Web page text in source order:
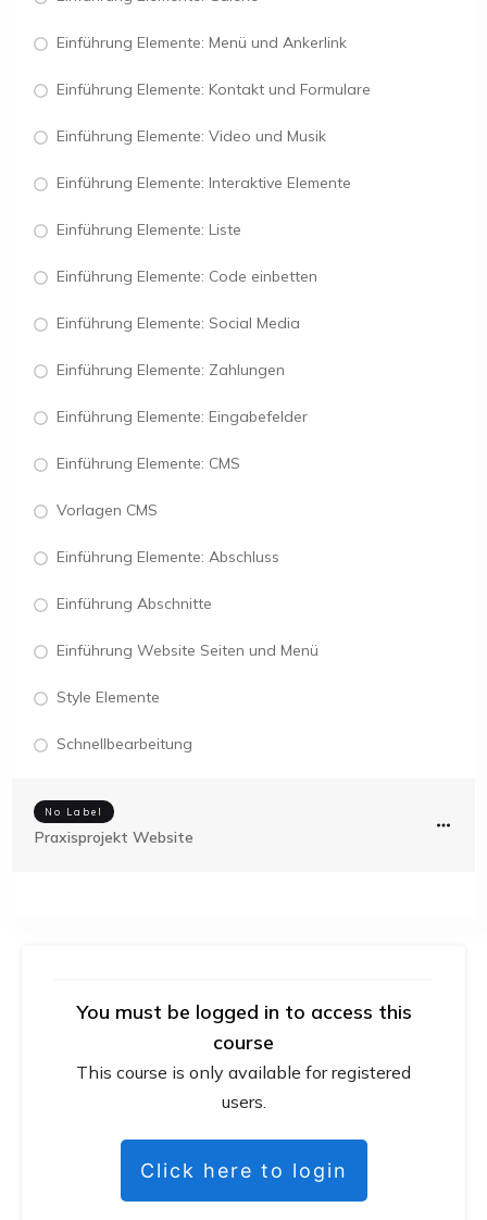
You must be logged in to access this
course
This course is only available for registered
users.
Click here to login
Einführung Elemente: Menü und Ankerlink
Einführung Elemente: Kontakt und Formulare
Einführung Elemente: Video und Musik
Einführung Elemente: Interaktive Elemente
Einführung Elemente: Liste
Einführung Elemente: Code einbetten
Einführung Elemente: Social Media
Einführung Elemente: Zahlungen
Einführung Elemente: Eingabefelder
Einführung Elemente: CMS
Vorlagen CMS
Einführung Elemente: Abschluss
Einführung Abschnitte
Einführung Website Seiten und Menü
Style Elemente
Schnellbearbeitung
No Label
Praxisprojekt Website